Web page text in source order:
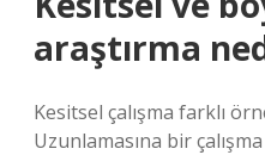
araştırma
Kesitsel çalışma farklı
Uzunlamasına bir